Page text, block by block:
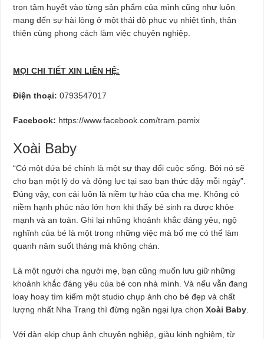
trọn tâm huyết vào từng sản phẩm của mình cũng như luôn
mang đến sự hài lòng ở một thái độ phục vụ nhiệt tình, thân
thiện cùng phong cách làm việc chuyên nghiệp.
MỌI CHI TIẾT XIN LIÊN HỆ:
Điện thoại: 0793547017
Facebook: https://www.facebook.com/tram.pemix
Xoài Baby
“Có một đứa bé chính là một sự thay đổi cuộc sống. Bởi nó sẽ
cho bạn một lý do và động lực tại sao bạn thức dậy mỗi ngày”.
Đúng vậy, con cái luôn là niềm tự hào của cha mẹ. Không có
niềm hạnh phúc nào lớn hơn khi thấy bé sinh ra được khỏe
mạnh và an toàn. Ghi lại những khoảnh khắc đáng yêu, ngộ
nghĩnh của bé là một trong những việc mà bố mẹ có thể làm
quanh năm suốt tháng mà không chán.
Là một người cha người mẹ, bạn cũng muốn lưu giữ những
khoảnh khắc đáng yêu của bé con nhà mình. Và nếu vẫn đang
loay hoay tìm kiếm một studio chụp ảnh cho bé đẹp và chất
lượng nhất Nha Trang thì đừng ngần ngại lựa chọnXoài Baby
Với dàn ekip chụp ảnh chuyên nghiệp, giàu kinh nghiệm, từ